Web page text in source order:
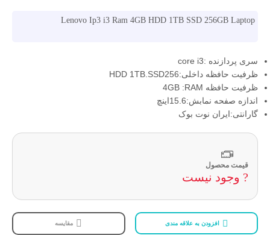
Lenovo Ip3 i3 Ram 4GB HDD 1TB SSD 256GB Laptop
سری پردازنده :core i3
ظرفیت حافظه داخلی:HDD 1TB.SSD256
ظرفیت حافظه 4GB :RAM
اندازه صفحه نمابش:15.6اینچ
گارانتی:ایران نوت بوک
قیمت محصول
? وجود نیست
افزودن به علاقه مندی مقایسه